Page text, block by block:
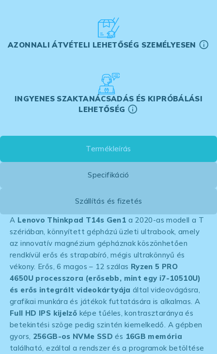
AZONNALI ÁTVÉTELI LEHETŐSÉG SZEMÉLYESEN
INGYENES SZAKTANÁCSADÁS ÉS KIPRÓBÁLÁSI
LEHETŐSÉG
Termékleírás
Specifikáció
Szállítás és fizetés
A Lenovo Thinkpad T14s Gen1 a 2020-as modell a T
szériában, könnyített gépházú üzleti ultrabook, amely
az innovatív magnézium gépháznak köszönhetően
rendkívül erős és strapabíró, mégis ultrakönnyű és
vékony. Erős, 6 magos – 12 szálas Ryzen 5 PRO
4650U processzora (erősebb, mint egy i7-10510U)
és erős integrált videokártyája által videovágásra,
grafikai munkára és játékok futtatására is alkalmas. A
Full HD IPS kijelző képe tűéles, kontrasztaránya és
betekintési szöge pedig szintén kiemelkedő. A gépben
gyors, 256GB-os NVMe SSD és 16GB memória
található, ezáltal a rendszer és a programok betöltése